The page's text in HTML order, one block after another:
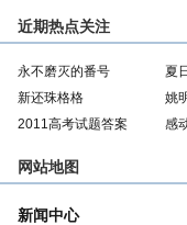
近期热点关注
永不磨灭的番号 夏
新还珠格格
姚
2011高考试题答案
感
网站地图
新闻中心